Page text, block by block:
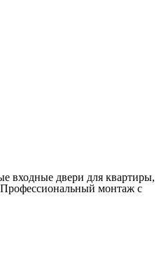
входные двери для квартиры,
монтаж с